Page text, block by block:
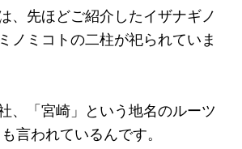
、先ほどご紹介したイザナギノ
ノミコトの二柱が祀られていま
、「宮崎」という地名のルーツ
言われているんです。